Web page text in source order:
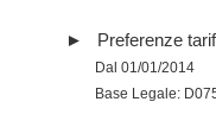
Preferenze
Dal 01/01/2014
Base Legale: